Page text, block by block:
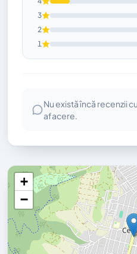
3
2
1
Nu există încă recenzii
afacere.
+
−